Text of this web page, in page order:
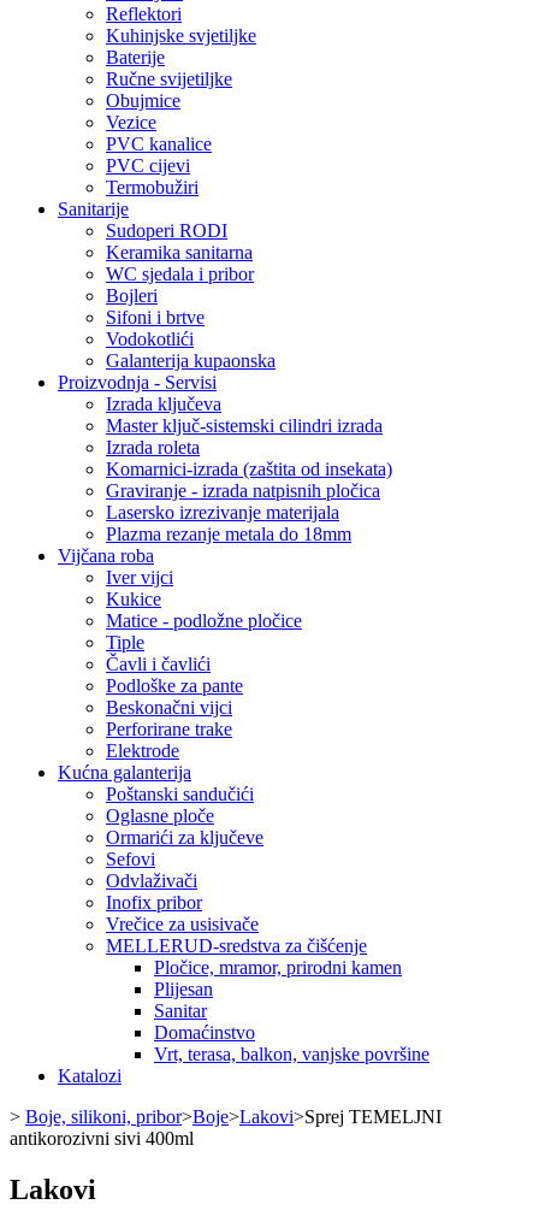
Reflektori
Kuhinjske svjetiljke
Baterije
Ručne svijetiljke
Obujmice
Vezice
PVC kanalice
PVC cijevi
Termobužiri
Sanitarije
Sudoperi RODI
Keramika sanitarna
WC sjedala i pribor
Bojleri
Sifoni i brtve
Vodokotlići
Galanterija kupaonska
Proizvodnja - Servisi
Izrada ključeva
Master ključ-sistemski cilindri izrada
Izrada roleta
Komarnici-izrada (zaštita od insekata)
Graviranje - izrada natpisnih pločica
Lasersko izrezivanje materijala
Plazma rezanje metala do 18mm
Vijčana roba
Iver vijci
Kukice
Matice - podložne pločice
Tiple
Čavli i čavlići
Podloške za pante
Beskonačni vijci
Perforirane trake
Elektrode
Kućna galanterija
Poštanski sandučići
Oglasne ploče
Ormarići za ključeve
Sefovi
Odvlaživači
Inofix pribor
Vrečice za usisivače
MELLERUD-sredstva za čišćenje
Pločice, mramor, prirodni kamen
Plijesan
Sanitar
Domaćinstvo
Vrt, terasa, balkon, vanjske površine
Katalozi
> Boje, silikoni, pribor>Boje>Lakovi>Sprej TEMELJNI
antikorozivni sivi 400ml
Lakovi